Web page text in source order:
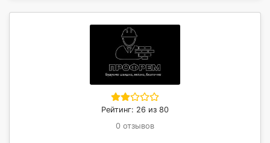
Рейтинг: 26 из 80
0 отзывов